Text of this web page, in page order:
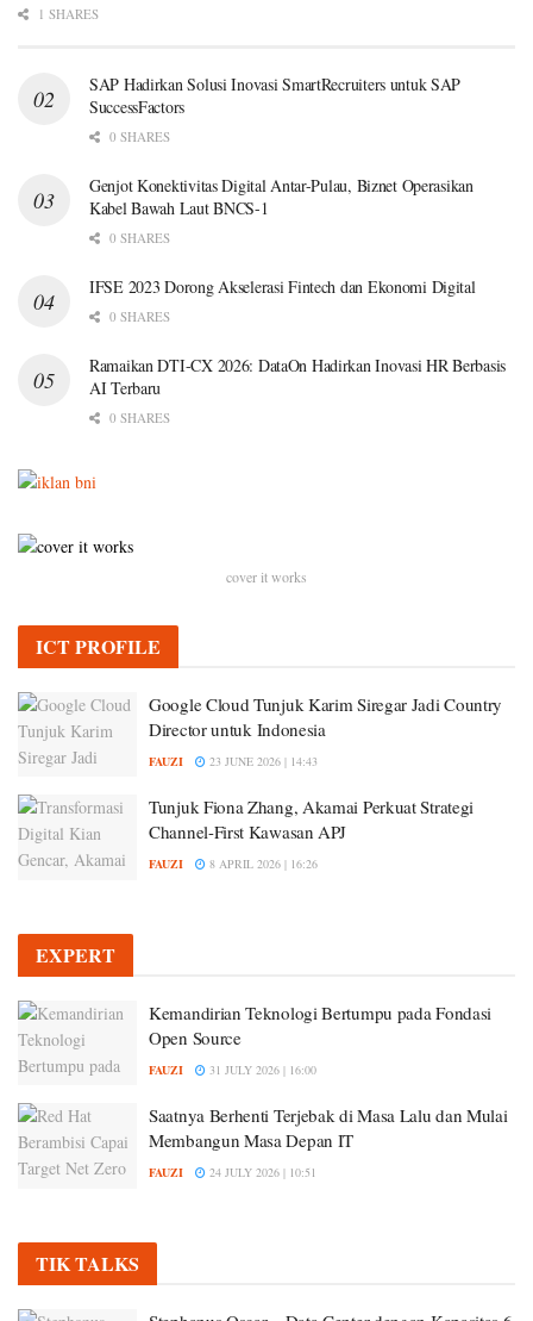
1 SHARES
SAP Hadirkan Solusi Inovasi SmartRecruiters untuk SAP
SuccessFactors
0 SHARES
Genjot Konektivitas Digital Antar-Pulau, Biznet Operasikan
Kabel Bawah Laut BNCS-1
0 SHARES
IFSE 2023 Dorong Akselerasi Fintech dan Ekonomi Digital
0 SHARES
Ramaikan DTI-CX 2026: DataOn Hadirkan Inovasi HR Berbasis
AI Terbaru
0 SHARES
cover it works
ICT PROFILE
Google Cloud Tunjuk Karim Siregar Jadi Country
Director untuk Indonesia
FAUZI 23 JUNE 2026 | 14:43
Tunjuk Fiona Zhang, Akamai Perkuat Strategi
Channel-First Kawasan APJ
FAUZI 8 APRIL 2026 | 16:26
EXPERT
Kemandirian Teknologi Bertumpu pada Fondasi
Open Source
FAUZI 31 JULY 2026 | 16:00
Saatnya Berhenti Terjebak di Masa Lalu dan Mulai
Membangun Masa Depan IT
FAUZI 24 JULY 2026 | 10:51
TIK TALKS